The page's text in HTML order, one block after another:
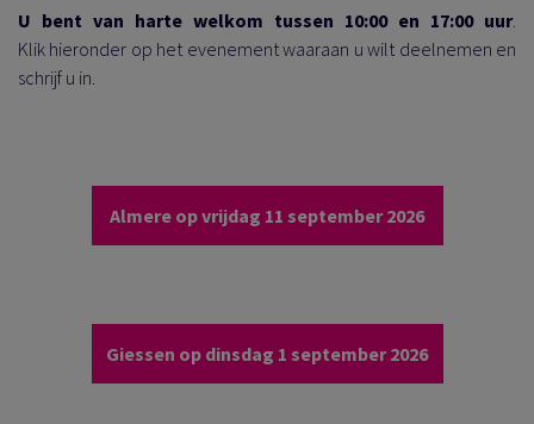
U bent van harte welkom tussen 10:00 en 17:00 uur.
Klik hieronder op het evenement waaraan u wilt deelnemen en
schrijf u in.
Almere op vrijdag 11 september 2026
Giessen op dinsdag 1 september 2026